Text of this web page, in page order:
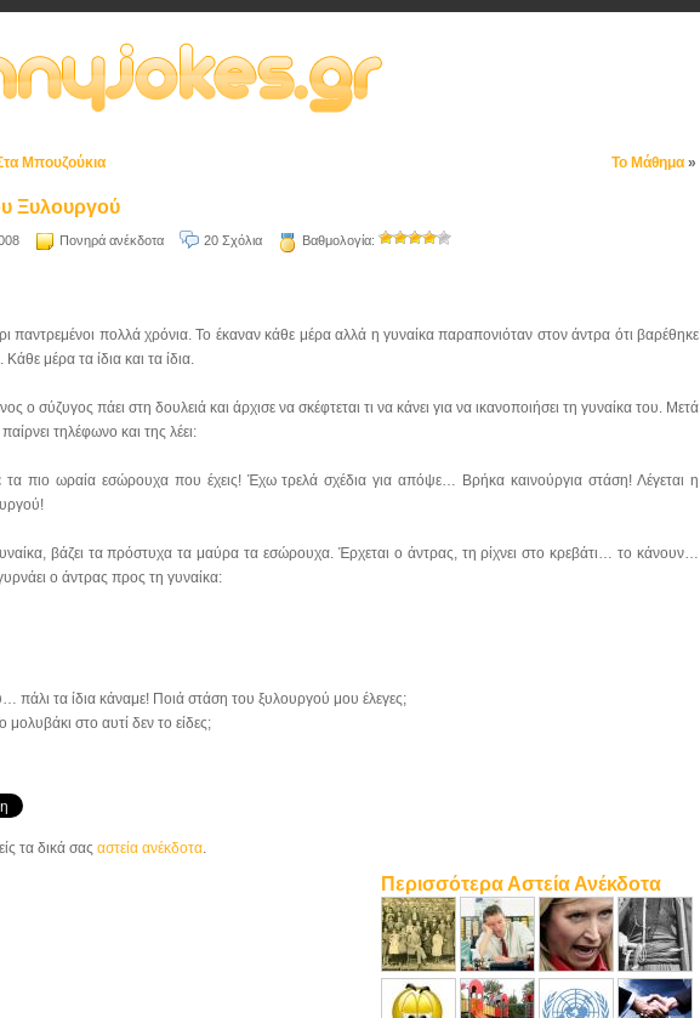
Μπουζούκια Το Μάθημα »
Ξυλουργού
Πονηρά ανέκδοτα 20 Σχόλια Βαθμολογία:
παντρεμένοι πολλά χρόνια. Το έκαναν κάθε μέρα αλλά η γυναίκα παραπονιόταν στον άντρα ότι βαρέθηκε
Κάθε μέρα τα ίδια και τα ίδια.
ο σύζυγος πάει στη δουλειά και άρχισε να σκέφτεται τι να κάνει για να ικανοποιήσει τη γυναίκα του. Μετά
τηλέφωνο και της λέει:
τα πιο ωραία εσώρουχα που έχεις! Έχω τρελά σχέδια για απόψε… Βρήκα καινούργια στάση! Λέγεται η
βάζει τα πρόστυχα τα μαύρα τα εσώρουχα. Έρχεται ο άντρας, τη ρίχνει στο κρεβάτι… το κάνουν…
ο άντρας προς τη γυναίκα:
πάλι τα ίδια κάναμε! Ποιά στάση του ξυλουργού μου έλεγες;
στο αυτί δεν το είδες;
τα δικά σας αστεία ανέκδοτα.
Περισσότερα Αστεία Ανέκδοτα